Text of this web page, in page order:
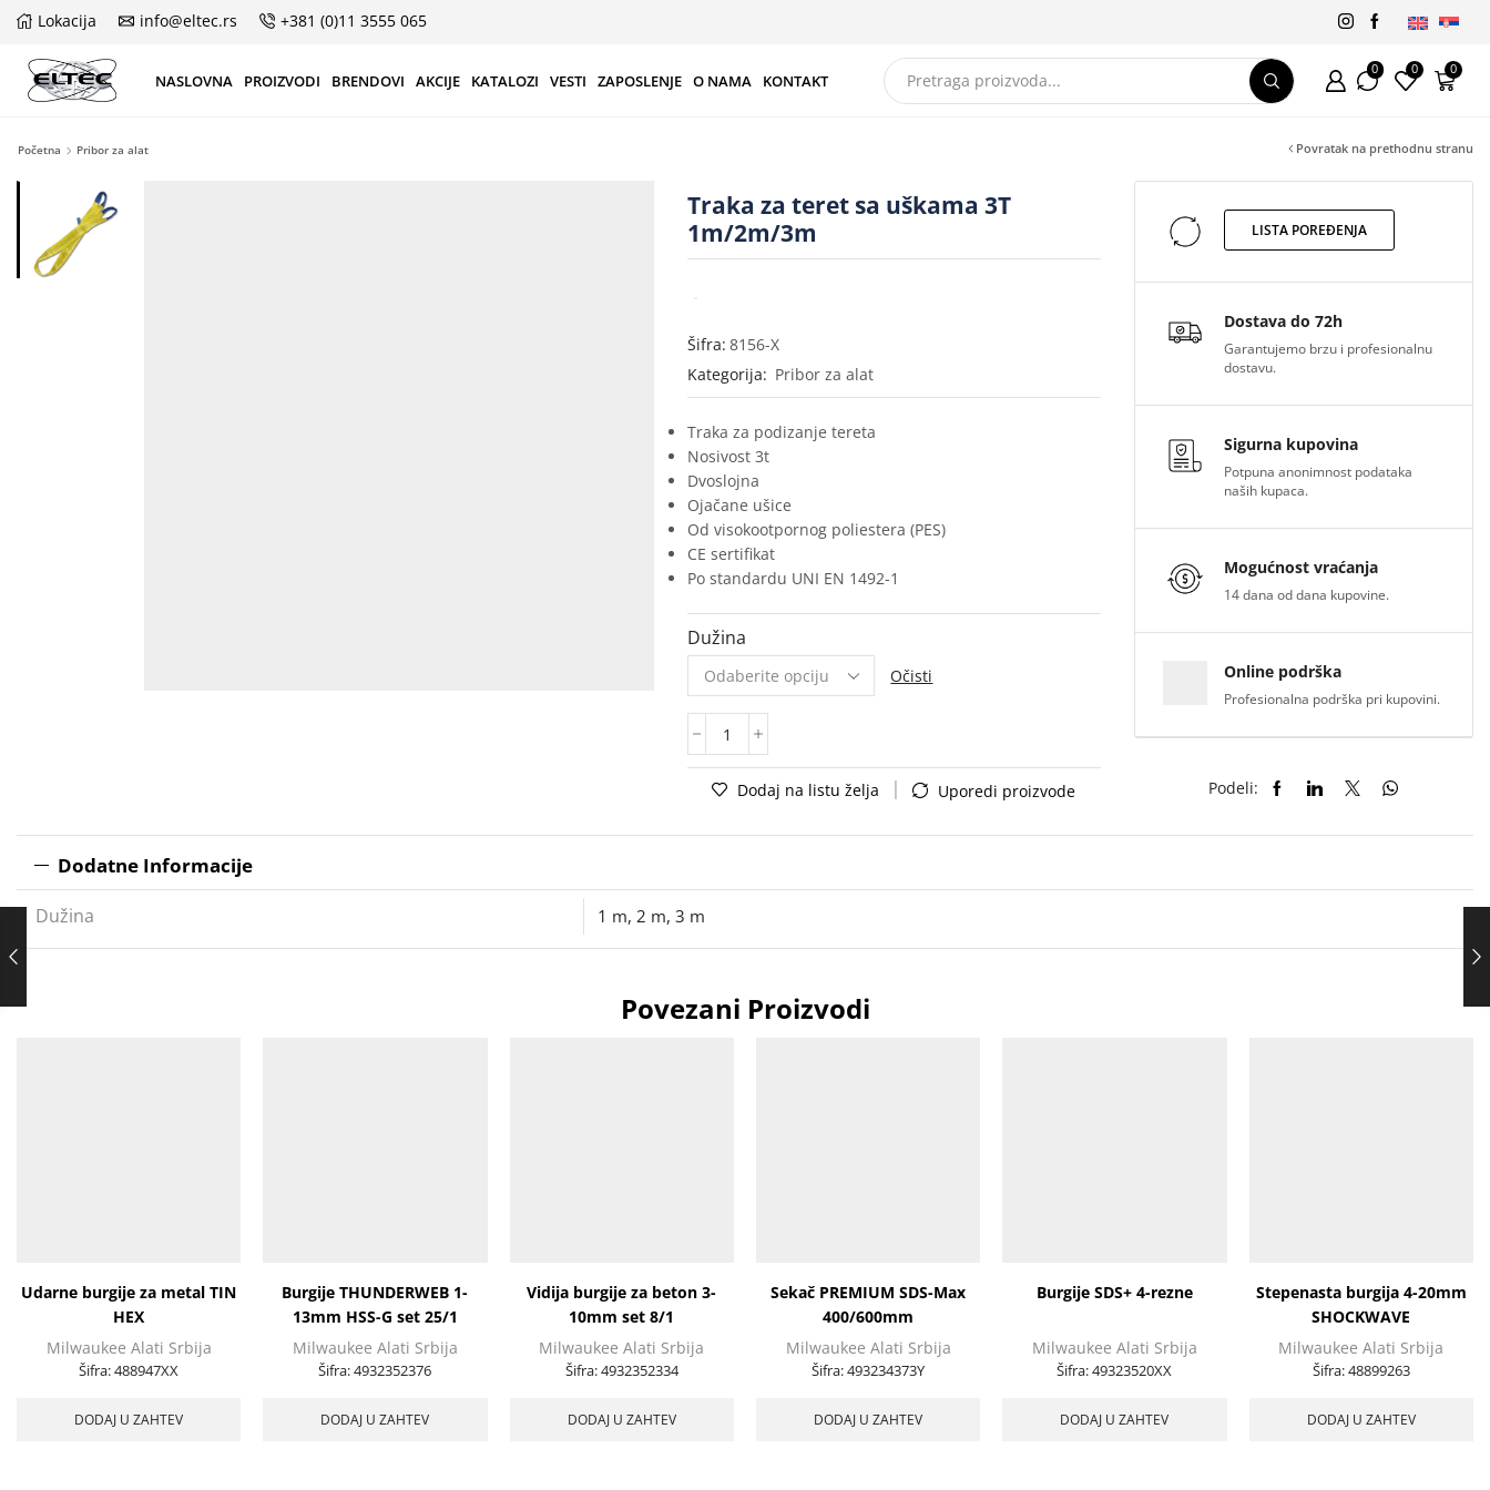
Lokacija info@eltec.rs +381 (0)11 3555 065
NASLOVNA PROIZVODI BRENDOVI AKCIJE KATALOZI VESTI ZAPOSLENJE O NAMA KONTAKT
0 0 0
Početna Pribor za alat Povratak na prethodnu stranu
Traka za teret sa uškama 3T
1m/2m/3m
Šifra: 8156-X
Kategorija: Pribor za alat
Traka za podizanje tereta
Nosivost 3t
Dvoslojna
Ojačane ušice
Od visokootpornog poliestera (PES)
CE sertifikat
Po standardu UNI EN 1492-1
Dužina
Očisti
Dodaj na listu želja Uporedi proizvode
LISTA POREĐENJA
Dostava do 72h
Garantujemo brzu i profesionalnu
dostavu.
Sigurna kupovina
Potpuna anonimnost podataka
naših kupaca.
Mogućnost vraćanja
14 dana od dana kupovine.
Online podrška
Profesionalna podrška pri kupovini.
Podeli:
Dodatne Informacije
Dužina 1 m, 2 m, 3 m
Povezani Proizvodi
Udarne burgije za metal TIN
HEX
Milwaukee Alati Srbija
Šifra:488947XX
DODAJ U ZAHTEV
Burgije THUNDERWEB 1-
13mm HSS-G set 25/1
Milwaukee Alati Srbija
Šifra:4932352376
DODAJ U ZAHTEV
Vidija burgije za beton 3-
10mm set 8/1
Milwaukee Alati Srbija
Šifra:4932352334
DODAJ U ZAHTEV
Sekač PREMIUM SDS-Max
400/600mm
Milwaukee Alati Srbija
Šifra:493234373Y
DODAJ U ZAHTEV
Burgije SDS+ 4-rezne
Milwaukee Alati Srbija
Šifra:49323520XX
DODAJ U ZAHTEV
Stepenasta burgija 4-20mm
SHOCKWAVE
Milwaukee Alati Srbija
Šifra:48899263
DODAJ U ZAHTEV